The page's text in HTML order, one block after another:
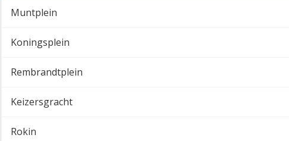
Muntplein
Koningsplein
Rembrandtplein
Keizersgracht
Rokin